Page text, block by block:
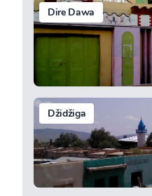
Dire Dawa
Džidžiga